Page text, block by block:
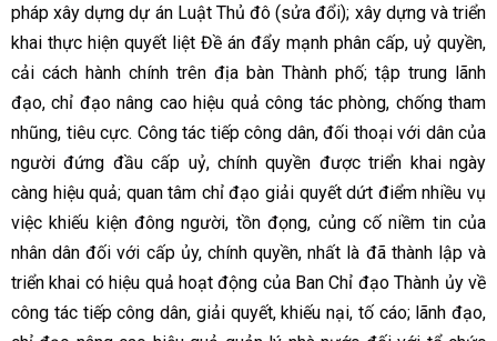
pháp xây dựng dự án Luật Thủ đô (sửa đổi); xây dựng và triển
khai thực hiện quyết liệt Đề án đẩy mạnh phân cấp, uỷ quyền,
cải cách hành chính trên địa bàn Thành phố; tập trung lãnh
đạo, chỉ đạo nâng cao hiệu quả công tác phòng, chống tham
nhũng, tiêu cực. Công tác tiếp công dân, đối thoại với dân của
người đứng đầu cấp uỷ, chính quyền được triển khai ngày
càng hiệu quả; quan tâm chỉ đạo giải quyết dứt điểm nhiều vụ
việc khiếu kiện đông người, tồn đọng, củng cố niềm tin của
nhân dân đối với cấp ủy, chính quyền, nhất là đã thành lập và
triển khai có hiệu quả hoạt động của Ban Chỉ đạo Thành ủy về
công tác tiếp công dân, giải quyết, khiếu nại, tố cáo; lãnh đạo,